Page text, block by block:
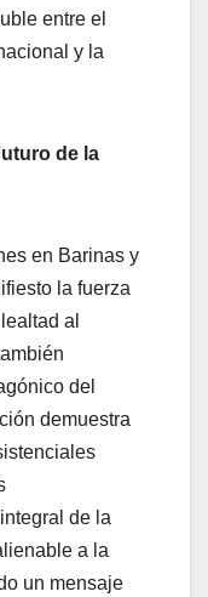
entre el
y la
de la
en Barinas y
la fuerza
al
del
demuestra
de la
a la
un mensaje